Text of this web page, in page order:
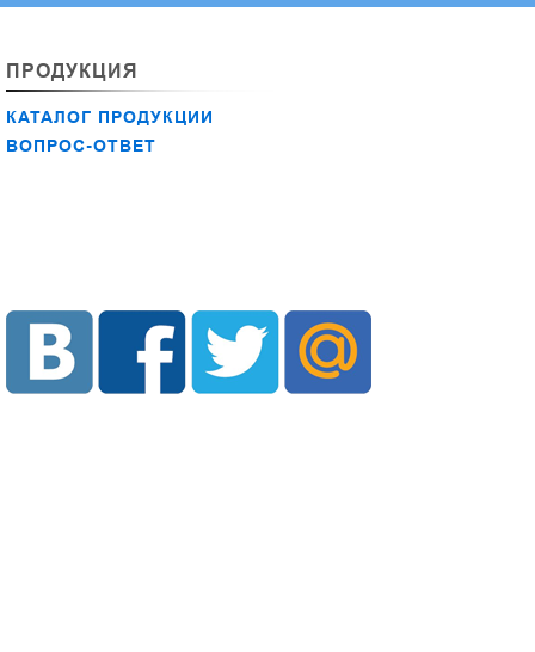
ПРОДУКЦИЯ
КАТАЛОГ ПРОДУКЦИИ
ВОПРОС-ОТВЕТ